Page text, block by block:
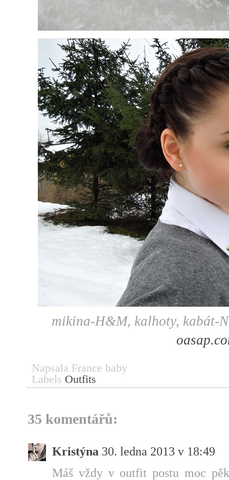
mikina-H&M, kalhoty, kabát-
Napsala France baby
Labels Outfits
35 komentářů:
Kristýna 30. ledna 2013 v 18:49
Máš vždy v outfit postu moc